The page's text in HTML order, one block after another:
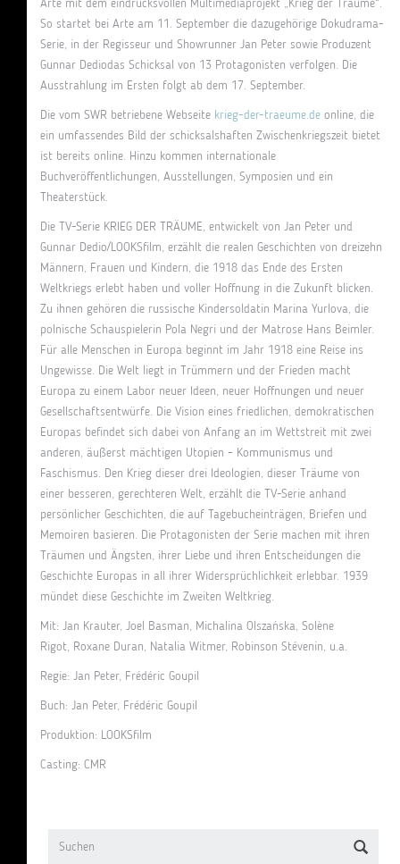
Arte mit dem eindrucksvollen Multimediaprojekt „Krieg der Träume“.
So startet bei Arte am 11. September die dazugehörige Dokudrama-
Serie, in der Regisseur und Showrunner Jan Peter sowie Produzent
Gunnar Dediodas Schicksal von 13 Protagonisten verfolgen. Die
Ausstrahlung im Ersten folgt ab dem 17. September.
Die vom SWR betriebene Webseite krieg-der-traeume.de online, die
ein umfassendes Bild der schicksalshaften Zwischenkriegszeit bietet
ist bereits online. Hinzu kommen internationale
Buchveröffentlichungen, Ausstellungen, Symposien und ein
Theaterstück.
Die TV-Serie KRIEG DER TRÄUME, entwickelt von Jan Peter und
Gunnar Dedio/LOOKSfilm, erzählt die realen Geschichten von dreizehn
Männern, Frauen und Kindern, die 1918 das Ende des Ersten
Weltkriegs erlebt haben und voller Hoffnung in die Zukunft blicken.
Zu ihnen gehören die russische Kindersoldatin Marina Yurlova, die
polnische Schauspielerin Pola Negri und der Matrose Hans Beimler.
Für alle Menschen in Europa beginnt im Jahr 1918 eine Reise ins
Ungewisse. Die Welt liegt in Trümmern und der Frieden macht
Europa zu einem Labor neuer Ideen, neuer Hoffnungen und neuer
Gesellschaftsentwürfe. Die Vision eines friedlichen, demokratischen
Europas befindet sich dabei von Anfang an im Wettstreit mit zwei
anderen, äußerst mächtigen Utopien – Kommunismus und
Faschismus. Den Krieg dieser drei Ideologien, dieser Träume von
einer besseren, gerechteren Welt, erzählt die TV-Serie anhand
persönlicher Geschichten, die auf Tagebucheinträgen, Briefen und
Memoiren basieren. Die Protagonisten der Serie machen mit ihren
Träumen und Ängsten, ihrer Liebe und ihren Entscheidungen die
Geschichte Europas in all ihrer Widersprüchlichkeit erlebbar. 1939
mündet diese Geschichte im Zweiten Weltkrieg.
Mit: Jan Krauter, Joel Basman, Michalina Olszańska, Solène
Rigot, Roxane Duran, Natalia Witmer, Robinson Stévenin, u.a.
Regie: Jan Peter, Frédéric Goupil
Buch: Jan Peter, Frédéric Goupil
Produktion: LOOKSfilm
Casting: CMR